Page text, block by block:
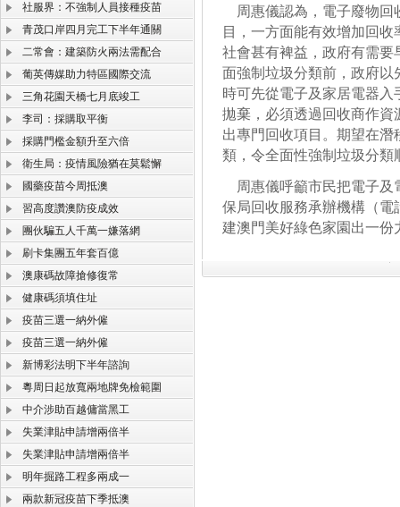
社服界：不強制人員接種疫苗
青茂口岸四月完工下半年通關
二常會：建築防火兩法需配合
葡英傳媒助力特區國際交流
三角花園天橋七月底竣工
李司：採購取平衡
採購門檻金額升至六倍
衛生局：疫情風險猶在莫鬆懈
國藥疫苗今周抵澳
習高度讚澳防疫成效
團伙騙五人千萬一嫌落網
刷卡集團五年套百億
澳康碼故障搶修復常
健康碼須填住址
疫苗三選一納外僱
疫苗三選一納外僱
新博彩法明下半年諮詢
粵周日起放寬兩地牌免檢範圍
中介涉助百越傭當黑工
失業津貼申請增兩倍半
失業津貼申請增兩倍半
明年掘路工程多兩成一
兩款新冠疫苗下季抵澳
周惠儀認為，電子廢物回
目，一方面能有效增加回
社會甚有裨益，政府有需
面強制垃圾分類前，政府
時可先從電子及家居電器
拋棄，必須透過回收商作
出專門回收項目。期望在
類，令全面性強制垃圾分類
周惠儀呼籲市民把電子及
保局回收服務承辦機構（電
建澳門美好綠色家園出一份